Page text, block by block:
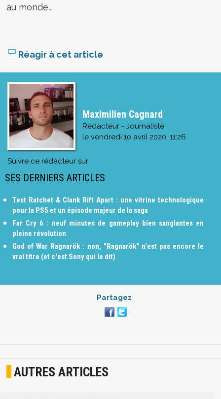
au monde...
Réagir à cet article
Maximilien Cagnard
Rédacteur - Journaliste
le vendredi 10 avril 2020, 11:26
Suivre ce rédacteur sur
SES DERNIERS ARTICLES
Test Ratchet & Clank Rift Apart : une vitrine technologique
pour la PS5 et un épisode majeur de la saga
Far Cry 6 : neuf minutes de gameplay bien sanglantes en
pleine révolution
God of War Ragnarök : non, "Ragnarök" n'est pas encore le
vrai titre (et c'est Sony qui le dit)
Partagez
AUTRES ARTICLES